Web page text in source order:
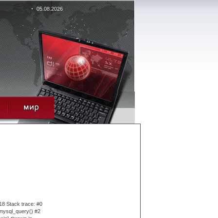
05.08.2026
Stack trace: #0
#2